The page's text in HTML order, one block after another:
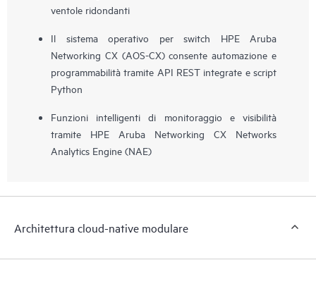
ventole ridondanti
Il sistema operativo per switch HPE Aruba
Networking CX (AOS-CX) consente automazione e
programmabilità tramite API REST integrate e script
Python
Funzioni intelligenti di monitoraggio e visibilità
tramite HPE Aruba Networking CX Networks
Analytics Engine (NAE)
Architettura cloud-native modulare